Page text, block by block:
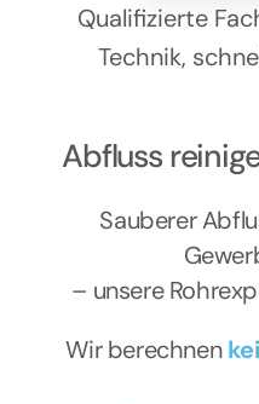
Qualifizierte
Technik,
Abfluss
Sauberer
– unsere
Wir berechnen